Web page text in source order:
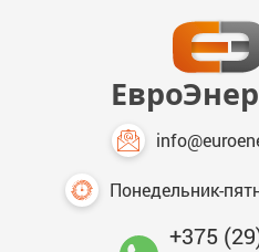
Понедельник-
+375